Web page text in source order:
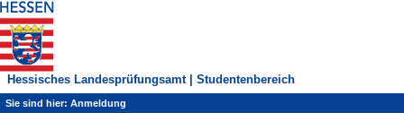
Hessisches Landesprüfungsamt | Studentenbereich
Sie sind hier: Anmeldung